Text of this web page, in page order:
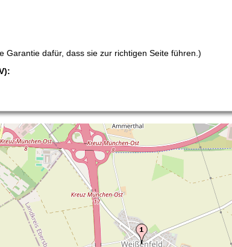
Garantie dafür, dass sie zur richtigen Seite führen.)